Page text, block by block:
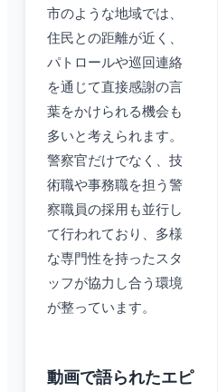
市のような地域では、
住民との距離が近く、
パトロールや巡回連絡
を通じて直接感謝の言
葉をかけられる機会も
多いと考えられます。
警察官だけでなく、技
術職や事務職を担う警
察職員の採用も並行し
て行われており、多様
な専門性を持ったスタ
ッフが協力し合う環境
が整っています。
動画で語られたエピ